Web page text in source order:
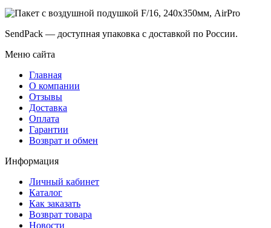
SendPack — доступная упаковка с доставкой по России.
Меню сайта
Главная
О компании
Отзывы
Доставка
Оплата
Гарантии
Возврат и обмен
Информация
Личный кабинет
Каталог
Как заказать
Возврат товара
Новости